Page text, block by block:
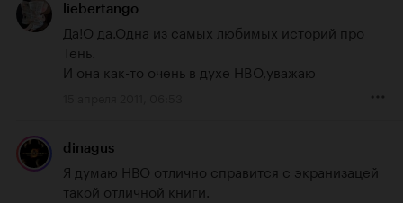
liebertango
Да!О да.Одна из самых любимых историй про
Тень.
И она как-то очень в духе HBO,уважаю
dinagus
Я думаю НВО отлично справится с экранизацей
такой отличной книги.